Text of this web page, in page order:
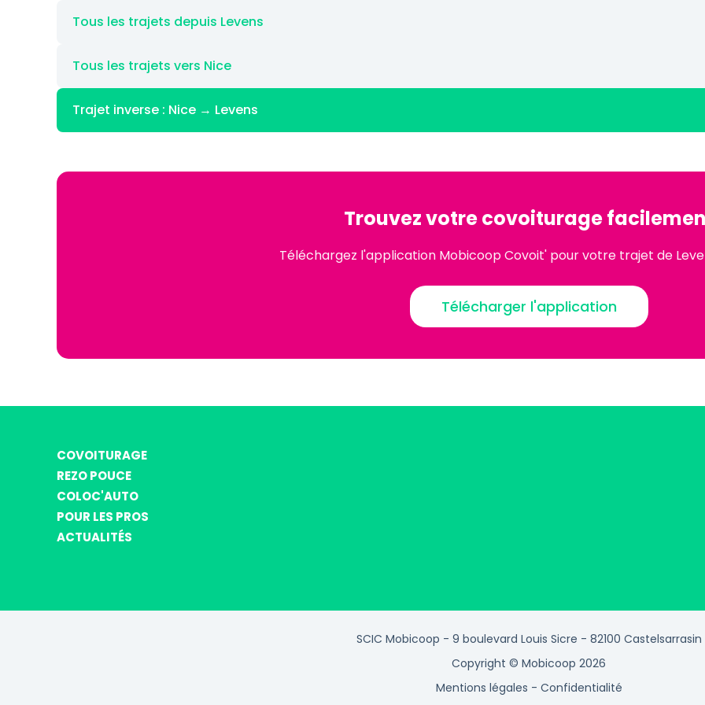
Tous les trajets depuis Levens
Tous les trajets vers Nice
Trajet inverse : Nice → Levens
Trouvez votre covoiturage
Téléchargez l'application Mobicoop Covoit' pour votre trajet de
Télécharger l'application
COVOITURAGE
REZO POUCE
COLOC'AUTO
POUR LES PROS
ACTUALITÉS
SCIC Mobicoop - 9 boulevard Louis Sicre - 82100 Castelsarrasin
Copyright © Mobicoop 2026
Mentions légales - Confidentialité